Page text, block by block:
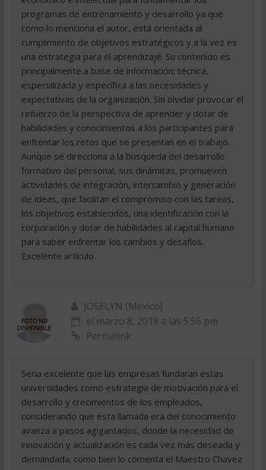
programas de entrenamiento y desarrollo ya que
como lo menciona el autor, está orientada al
cumplimiento de objetivos estratégicos y a la vez es
una estrategia para el aprendizaje. Su contenido es
principalmente a base de información: técnica,
especializada y específica a las necesidades y
expectativas de la organización. Sin olvidar provocar el
refuerzo de la perspectiva de aprender y dotar de
habilidades y conocimientos a los participantes para
enfrentar los retos que se presentan en el trabajo.
Aunque se direcciona a la búsqueda del desarrollo
formativo del personal, sus dinámicas, promueven
actividades de integración, intercambio y generación
de ideas, que facilitan el compromiso con las tareas,
los objetivos establecidos, una identificación con la
corporación y dotar de habilidades al capital humano
para saber enfrentar los cambios y desafíos.
Excelente artículo.
JOSELYN (Mexico)
el marzo 8, 2018 a las 5:56 pm
Permalink
Seria excelente que las empresas fundaran estas
universidades como estrategia de motivación para el
desarrollo y crecimientos de los empleados,
considerando que esta llamada era del conocimiento
avanza a pasos agigantados, donde la necesidad de
innovación y actualización es cada vez más deseada y
demandada; como bien lo comenta el Maestro Chavez